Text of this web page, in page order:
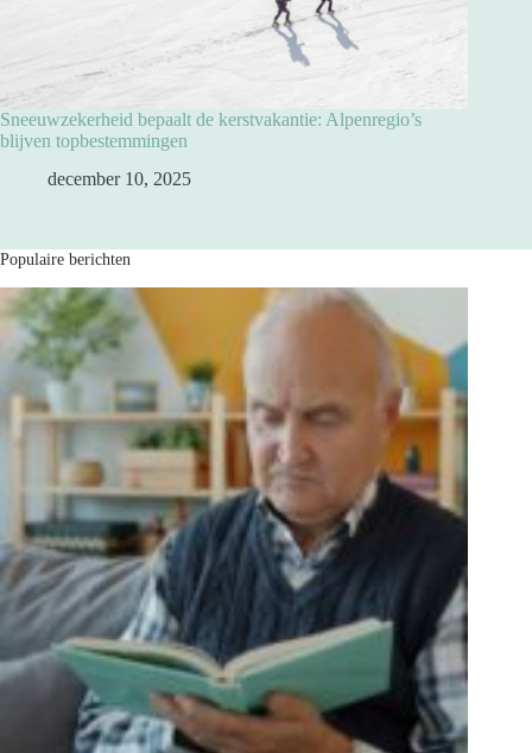
Sneeuwzekerheid bepaalt de kerstvakantie: Alpenregio’s
blijven topbestemmingen
december 10, 2025
Populaire berichten